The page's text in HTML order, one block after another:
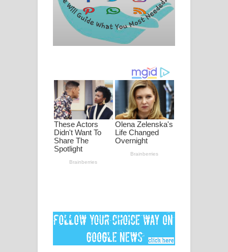
Nimnadhen Song Lyrics - නිම්නාදෙන්
ගීතයේ පද පෙළ
ඔබමයි මගේ ආදරේ ගීතයේ පද පෙළ
Pansal Gihin Song Lyrics - පන්සල් ගිහිං
ගීතයේ පද පෙළ
Ankeliya Song Lyrics - අංකෙළිය ගීතයේ
ගීතයේ පද පෙළ
MANAMALA KATHA Song Lyrics -